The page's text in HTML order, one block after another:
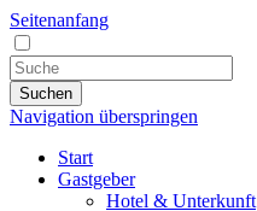
Seitenanfang
Suchen
Navigation überspringen
Start
Gastgeber
Hotel & Unterkunft